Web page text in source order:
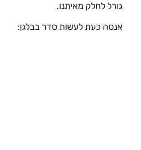
גורל לחלק מאיתנו.
אנסה כעת לעשות סדר בבלגן: